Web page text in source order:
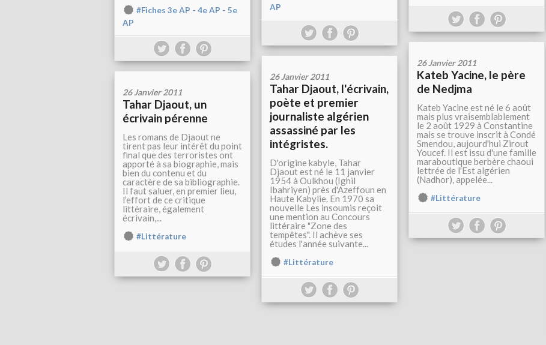
#Fiches 3e AP - 4e AP - 5e
AP
AP
26 Janvier 2011
Kateb Yacine, le père
de Nedjma
Kateb Yacine est né le 6 août
mais plus vraisemblablement
le 2 août 1929 à Constantine
mais se trouve inscrit à Condé
Smendou, aujourd'hui Zirout
Youcef. Il est issu d'une famille
maraboutique berbère chaoui
lettrée de l'Est algérien
(Nadhor), appelée...
#Littérature
26 Janvier 2011
Tahar Djaout, l'écrivain,
poète et premier
journaliste algérien
assassiné par les
intégristes.
D'origine kabyle, Tahar
Djaout est né le 11 janvier
1954 à Oulkhou (Ighil
Ibahriyen) près d'Azeffoun en
Haute Kabylie. En 1970 sa
nouvelle Les insoumis reçoit
une mention au Concours
littéraire "Zone des
tempêtes". Il achève ses
études l'année suivante...
#Littérature
26 Janvier 2011
Tahar Djaout, un
écrivain pérenne
Les romans de Djaout ne
tirent pas leur intérêt du point
final que des terroristes ont
apporté à sa biographie, mais
bien du contenu et du
caractère de sa bibliographie.
Il faut saluer, en premier lieu,
l’effort de ce critique
littéraire, également
écrivain,...
#Littérature